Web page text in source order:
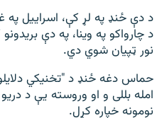
د دې ځنډ په لړ کې، اسراییل په
نور ټپیان شوي دي.
حماس دغه ځنډ د "تخنیکي
امله بللی و او وروسته یې د
نومونه خپاره کړل.